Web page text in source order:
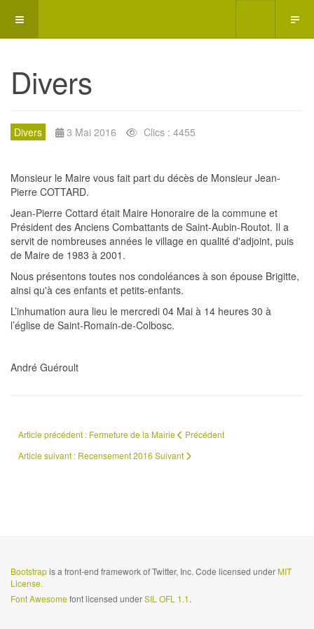
Divers
Divers 3 Mai 2016 Clics : 4455
Monsieur le Maire vous fait part du décès de Monsieur Jean-
Pierre COTTARD.
Jean-Pierre Cottard était Maire Honoraire de la commune et
Président des Anciens Combattants de Saint-Aubin-Routot. Il a
servit de nombreuses années le village en qualité d'adjoint, puis
de Maire de 1983 à 2001.
Nous présentons toutes nos condoléances à son épouse Brigitte,
ainsi qu'à ces enfants et petits-enfants.
L’inhumation aura lieu le mercredi 04 Mai à 14 heures 30 à
l’église de Saint-Romain-de-Colbosc.
André Guéroult
Article précédent : Fermeture de la Mairie
Précédent
Article suivant : Recensement 2016 Suivant
Bootstrapis a front-end framework of Twitter, Inc. Code licensed underMIT
License.
Font Awesomefont licensed underSIL OFL 1.1.